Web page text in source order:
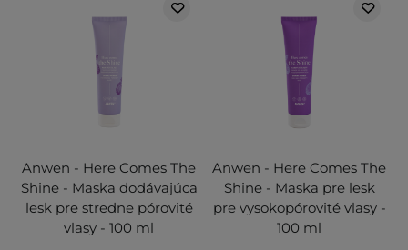
Anwen - Here Comes The
Shine - Maska dodávajúca
lesk pre stredne pórovité
vlasy - 100 ml
Anwen - Here Comes The
Shine - Maska pre lesk
pre vysokopórovité vlasy -
100 ml